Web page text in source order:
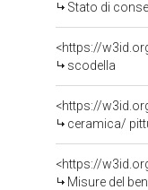
Stato di
scodella
<https://
ceramica/
<https://
Misure del